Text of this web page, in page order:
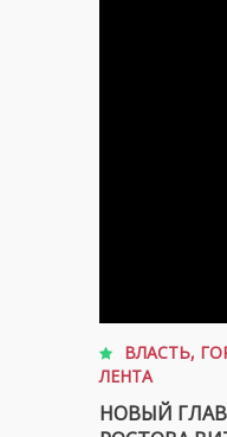
ВЛАСТЬ,
ЛЕНТА
НОВЫЙ